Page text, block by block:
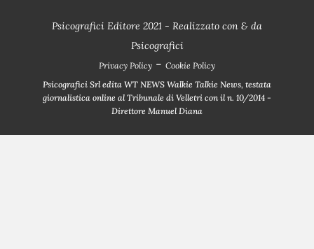
Psicografici Editore 2021 - Realizzato con & da
Psicografici
Privacy Policy - Cookie Policy
Psicografici Srl edita WT NEWS Walkie Talkie News, testata
giornalistica online al Tribunale di Velletri con il n. 10/2014 -
Direttore Manuel Diana